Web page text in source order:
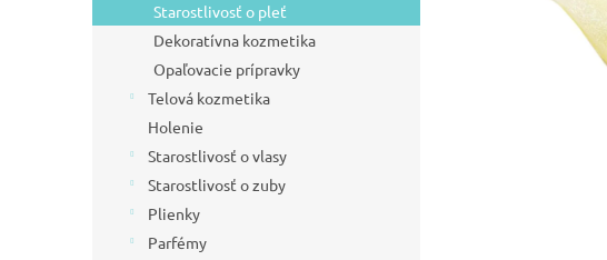
Starostlivosť o pleť
Dekoratívna kozmetika
Opaľovacie prípravky
Telová kozmetika
Holenie
Starostlivosť o vlasy
Starostlivosť o zuby
Plienky
Parfémy